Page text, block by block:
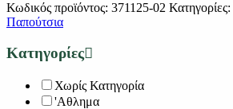
Κωδικός προϊόντος: 371125-02 Κατηγορίες:
Παπούτσια
Κατηγορίες
Χωρίς Κατηγορία
'Αθλημα